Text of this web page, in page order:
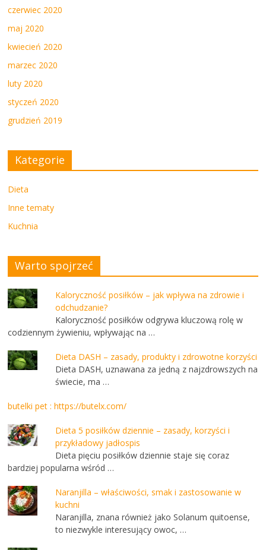
czerwiec 2020
maj 2020
kwiecień 2020
marzec 2020
luty 2020
styczeń 2020
grudzień 2019
Kategorie
Dieta
Inne tematy
Kuchnia
Warto spojrzeć
Kaloryczność posiłków – jak wpływa na zdrowie i
odchudzanie?
Kaloryczność posiłków odgrywa kluczową rolę w
codziennym żywieniu, wpływając na …
Dieta DASH – zasady, produkty i zdrowotne korzyści
Dieta DASH, uznawana za jedną z najzdrowszych na
świecie, ma …
butelki pet : https://butelx.com/
Dieta 5 posiłków dziennie – zasady, korzyści i
przykładowy jadłospis
Dieta pięciu posiłków dziennie staje się coraz
bardziej popularna wśród …
Naranjilla – właściwości, smak i zastosowanie w
kuchni
Naranjilla, znana również jako Solanum quitoense,
to niezwykle interesujący owoc, …